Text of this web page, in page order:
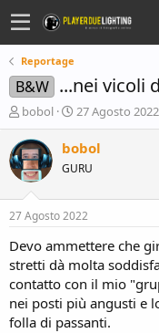
Reportage
B&W ...nei vicoli
C
r
e
a
t
r
e
D
s
c
u
s
bobol
D
a
t
d
i
n
i
o
27 Agosto 2022
bobol
GURU
27 Agosto 2022
Devo ammettere che
stretti dà molta
contatto con il mio
nei posti più angusti e
folla di passanti.